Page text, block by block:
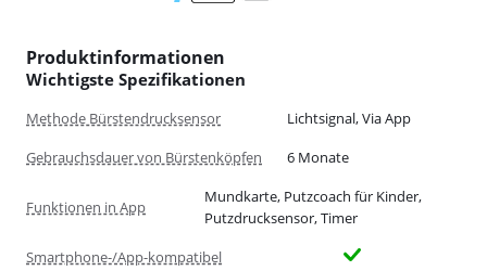
Produktinformationen
Wichtigste Spezifikationen
Methode Bürstendrucksensor
Lichtsignal, Via App
Gebrauchsdauer von Bürstenköpfen
6 Monate
Funktionen in App
Mundkarte, Putzcoach für Kinder,
Putzdrucksensor, Timer
Smartphone-/App-kompatibel